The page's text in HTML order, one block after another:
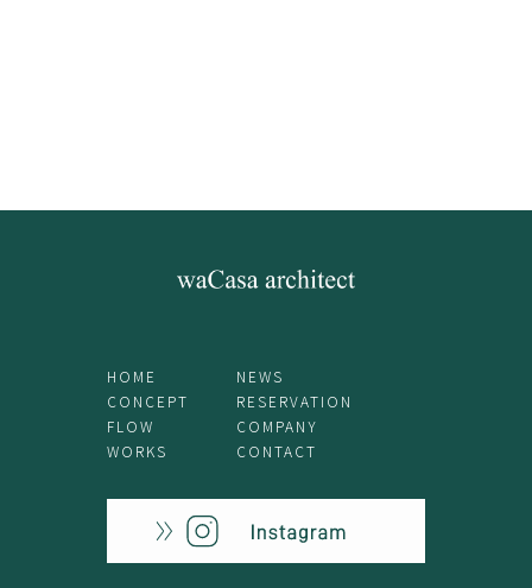
HOME
CONCEPT
FLOW
WORKS
NEWS
RESERVATION
COMPANY
CONTACT